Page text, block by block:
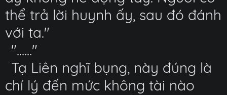
thể trả lời huynh ấy, sau đó đánh
với ta."
"......"
Tạ Liên nghĩ bụng, này đúng là
chí lý đến mức không tài nào